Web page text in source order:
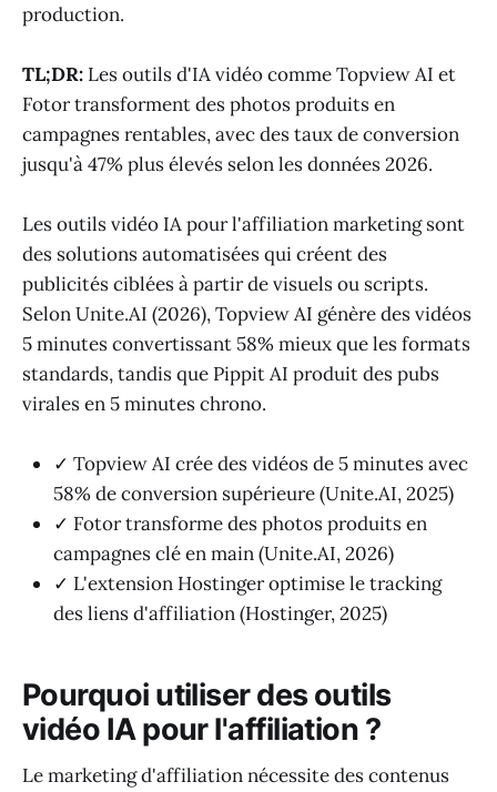
production.
TL;DR: Les outils d'IA vidéo comme Topview AI et
Fotor transforment des photos produits en
campagnes rentables, avec des taux de conversion
jusqu'à 47% plus élevés selon les données 2026.
Les outils vidéo IA pour l'affiliation marketing sont
des solutions automatisées qui créent des
publicités ciblées à partir de visuels ou scripts.
Selon Unite.AI (2026), Topview AI génère des vidéos
5 minutes convertissant 58% mieux que les formats
standards, tandis que Pippit AI produit des pubs
virales en 5 minutes chrono.
✓ Topview AI crée des vidéos de 5 minutes avec
58% de conversion supérieure (Unite.AI, 2025)
✓ Fotor transforme des photos produits en
campagnes clé en main (Unite.AI, 2026)
✓ L'extension Hostinger optimise le tracking
des liens d'affiliation (Hostinger, 2025)
Pourquoi utiliser des outils
vidéo IA pour l'affiliation ?
Le marketing d'affiliation nécessite des contenus